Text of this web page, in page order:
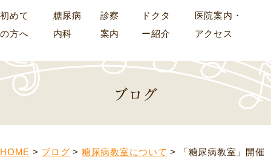
初めて
の方へ
糖尿病
内科
診察
案内
ドクタ
ー紹介
医院案内・
アクセス
ブログ
HOME > ブログ > 糖尿病教室について >
「糖尿病教室」開催